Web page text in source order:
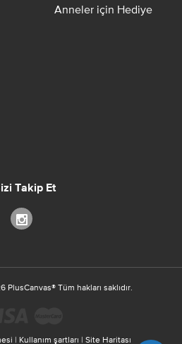
Anneler için Hediye
Takip Et
PlusCanvas® Tüm hakları saklıdır.
| Kullanım şartları | Site Haritası